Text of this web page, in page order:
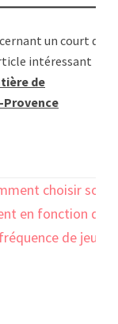
un court de
intéressant
de
Provence
choisir son
en fonction de
de jeu ?